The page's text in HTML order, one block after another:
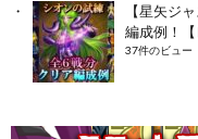
【星矢ジ
編成例！【
37件のビュー